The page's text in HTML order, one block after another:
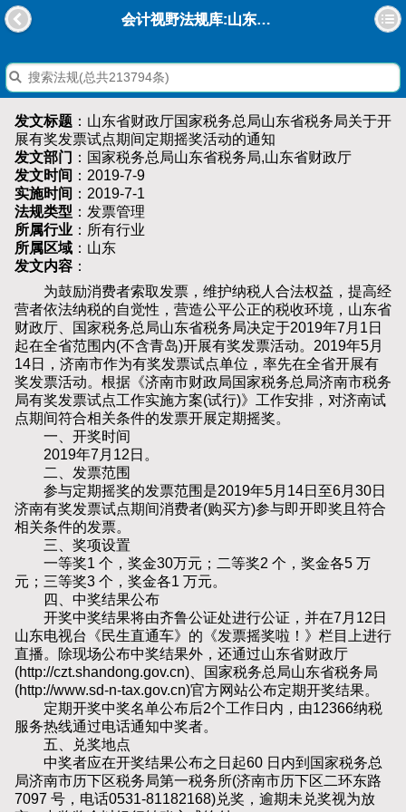
会计视野法规库:山东省财政厅国家税务总局山东省税务局关于开展有奖发票试点期间定期摇奖活动的通知
发文标题 ：山东省财政厅国家税务总局山东省税务局关于开
展有奖发票试点期间定期摇奖活动的通知
发文部门 ：国家税务总局山东省税务局,山东省财政厅
发文时间 ：2019-7-9
实施时间 ：2019-7-1
法规类型 ：发票管理
所属行业 ：所有行业
所属区域 ：山东
发文内容 ：
为鼓励消费者索取发票，维护纳税人合法权益，提高经
营者依法纳税的自觉性，营造公平公正的税收环境，山东省
财政厅、国家税务总局山东省税务局决定于2019年7月1日
起在全省范围内(不含青岛)开展有奖发票活动。2019年5月
14日，济南市作为有奖发票试点单位，率先在全省开展有
奖发票活动。根据《济南市财政局国家税务总局济南市税务
局有奖发票试点工作实施方案(试行)》工作安排，对济南试
点期间符合相关条件的发票开展定期摇奖。
一、开奖时间
2019年7月12日。
二、发票范围
参与定期摇奖的发票范围是2019年5月14日至6月30日
济南有奖发票试点期间消费者(购买方)参与即开即奖且符合
相关条件的发票。
三、奖项设置
一等奖1 个，奖金30万元；二等奖2 个，奖金各5 万
元；三等奖3 个，奖金各1 万元。
四、中奖结果公布
开奖中奖结果将由齐鲁公证处进行公证，并在7月12日
山东电视台《民生直通车》的《发票摇奖啦！》栏目上进行
直播。除现场公布中奖结果外，还通过山东省财政厅
(http://czt.shandong.gov.cn)、国家税务总局山东省税务局
(http://www.sd-n-tax.gov.cn)官方网站公布定期开奖结果。
定期开奖中奖名单公布后2个工作日内，由12366纳税
服务热线通过电话通知中奖者。
五、兑奖地点
中奖者应在开奖结果公布之日起60 日内到国家税务总
局济南市历下区税务局第一税务所(济南市历下区二环东路
7097 号，电话0531-81182168)兑奖，逾期未兑奖视为放